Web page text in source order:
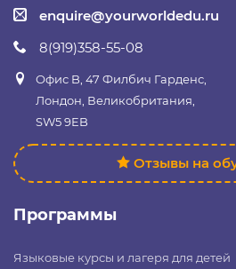
enquire@yourworldedu.ru
8(919)358-55-08
Офис B, 47 Филбич Гарденс,
Лондон, Великобритания,
SW5 9EB
Отзывы на
Программы
Языковые курсы и лагеря для детей